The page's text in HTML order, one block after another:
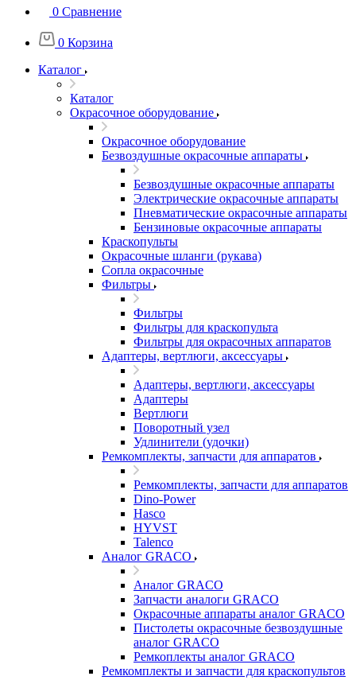
0 Сравнение
0 Корзина
Каталог
Каталог
Окрасочное оборудование
Окрасочное оборудование
Безвоздушные окрасочные аппараты
Безвоздушные окрасочные аппараты
Электрические окрасочные аппараты
Пневматические окрасочные аппараты
Бензиновые окрасочные аппараты
Краскопульты
Окрасочные шланги (рукава)
Сопла окрасочные
Фильтры
Фильтры
Фильтры для краскопульта
Фильтры для окрасочных аппаратов
Адаптеры, вертлюги, аксессуары
Адаптеры, вертлюги, аксессуары
Адаптеры
Вертлюги
Поворотный узел
Удлинители (удочки)
Ремкомплекты, запчасти для аппаратов
Ремкомплекты, запчасти для аппаратов
Dino-Power
Hasco
HYVST
Talenco
Аналог GRACO
Аналог GRACO
Запчасти аналоги GRACO
Окрасочные аппараты аналог GRACO
Пистолеты окрасочные безвоздушные
аналог GRACO
Ремкоплекты аналог GRACO
Ремкомплекты и запчасти для краскопультов